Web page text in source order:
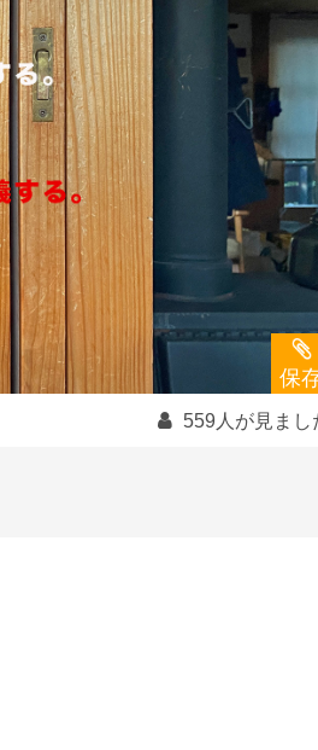
保
559人が見まし